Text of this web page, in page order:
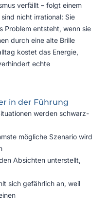
verfällt – folgt einem
nicht irrational: Sie
Problem entsteht, wenn sie
durch eine alte Brille
kostet das Energie,
echte
in der Führung
werden schwarz-
mögliche Szenario wird
Absichten unterstellt,
sich gefährlich an, weil